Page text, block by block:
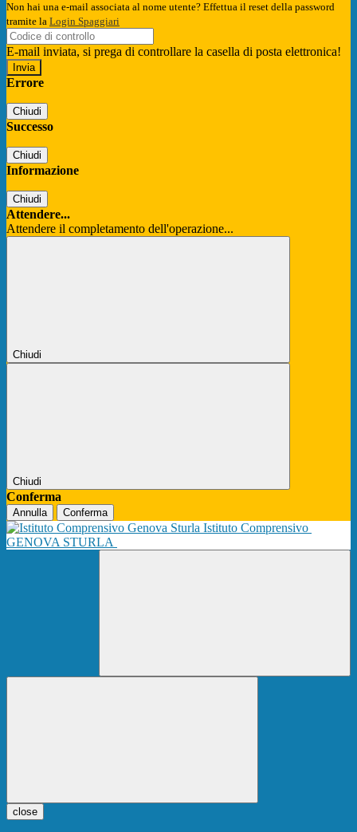
Non hai una e-mail associata al nome utente? Effettua il reset della password
tramite la Login Spaggiari
E-mail inviata, si prega di controllare la casella di posta elettronica!
Errore
Chiudi
Successo
Chiudi
Informazione
Chiudi
Attendere...
Attendere il completamento dell'operazione...
Chiudi
Chiudi
Conferma
Annulla Conferma
Istituto Comprensivo
GENOVA STURLA
close